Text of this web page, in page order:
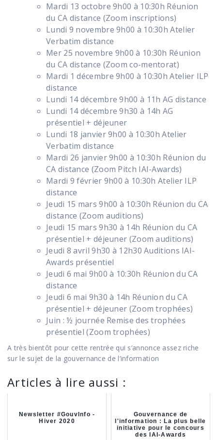
Mardi 13 octobre 9h00 à 10:30h Réunion
du CA distance (Zoom inscriptions)
Lundi 9 novembre 9h00 à 10:30h Atelier
Verbatim distance
Mer 25 novembre 9h00 à 10:30h Réunion
du CA distance (Zoom co-mentorat)
Mardi 1 décembre 9h00 à 10:30h Atelier ILP
distance
Lundi 14 décembre 9h00 à 11h AG distance
Lundi 14 décembre 9h30 à 14h AG
présentiel + déjeuner
Lundi 18 janvier 9h00 à 10:30h Atelier
Verbatim distance
Mardi 26 janvier 9h00 à 10:30h Réunion du
CA distance (Zoom Pitch IAI-Awards)
Mardi 9 février 9h00 à 10:30h Atelier ILP
distance
Jeudi 15 mars 9h00 à 10:30h Réunion du CA
distance (Zoom auditions)
Jeudi 15 mars 9h30 à 14h Réunion du CA
présentiel + déjeuner (Zoom auditions)
Jeudi 8 avril 9h30 à 12h30 Auditions IAI-
Awards présentiel
Jeudi 6 mai 9h00 à 10:30h Réunion du CA
distance
Jeudi 6 mai 9h30 à 14h Réunion du CA
présentiel + déjeuner (Zoom trophées)
Juin : ½ journée Remise des trophées
présentiel (Zoom trophées)
A très bientôt pour cette rentrée qui s’annonce assez riche
sur le sujet de la gouvernance de l’information
Articles à lire aussi :
Newsletter #GouvInfo -
Hiver 2020
Gouvernance de
l'information : La plus belle
initiative pour le concours
des IAI-Awards